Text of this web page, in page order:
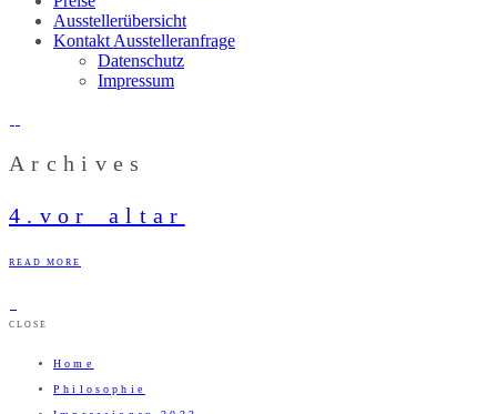
Ausstellerübersicht
Kontakt Ausstelleranfrage
Datenschutz
Impressum
Archives
4.vor_altar
READ MORE
CLOSE
Home
Philosophie